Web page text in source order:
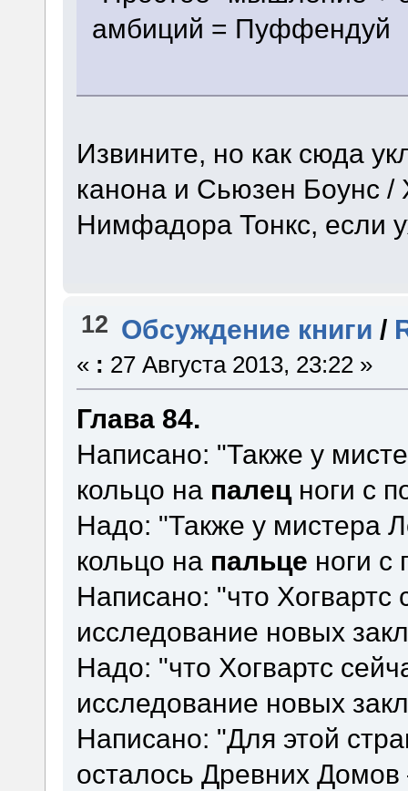
амбиций = Пуффендуй
Извините, но как сюда
канона и Сьюзен Боунс
Нимфадора Тонкс, если
12 Обсуждение книги /
« : 27 Августа 2013, 23:22 »
Глава 84.
Написано: "Также у
кольцо на палецноги с
Надо: "Также у мистера
кольцо на пальце ноги с
Написано: "что Хогвартс
исследование новых
Надо: "что Хогвартс
исследование новых
Написано: "Для этой
осталось Древних